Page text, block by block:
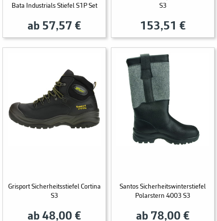
Bata Industrials Stiefel S1P Set
ab 57,57 €
S3
153,51 €
Grisport Sicherheitsstiefel Cortina
S3
ab 48,00 €
Santos Sicherheitswinterstiefel
Polarstern 4003 S3
ab 78,00 €